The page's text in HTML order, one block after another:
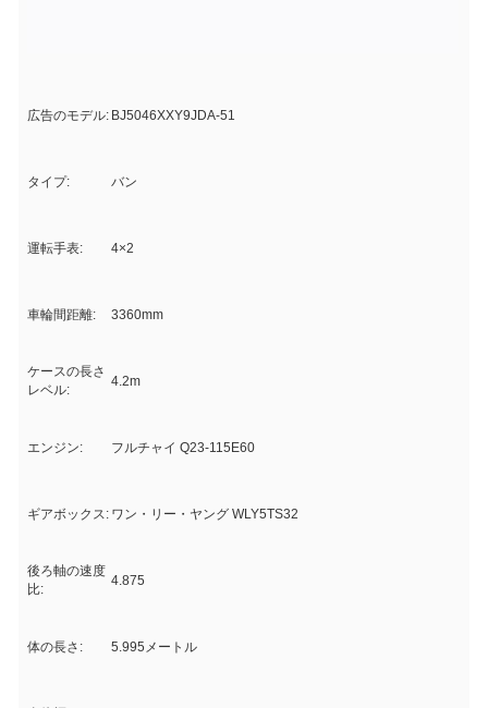
広告のモデル: BJ5046XXY9JDA-51
タイプ: バン
運転手表: 4×2
車輪間距離: 3360mm
ケースの長さ
レベル:
4.2m
エンジン: フルチャイ Q23-115E60
ギアボックス: ワン・リー・ヤング WLY5TS32
後ろ軸の速度
比:
4.875
体の長さ: 5.995メートル